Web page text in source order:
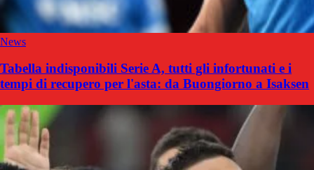
News
Tabella indisponibili Serie A, tutti gli infortunati e i
tempi di recupero per l'asta: da Buongiorno a Isaksen